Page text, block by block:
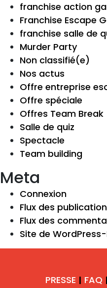
franchise action
Franchise Escape
franchise salle de
Murder Party
Non classifié(e)
Nos actus
Offre entreprise
Offre spéciale
Offres Team Break
Salle de quiz
Spectacle
Team building
Meta
Connexion
Flux des
Flux des
Site de WordPress-
PRESSE | FAQ |